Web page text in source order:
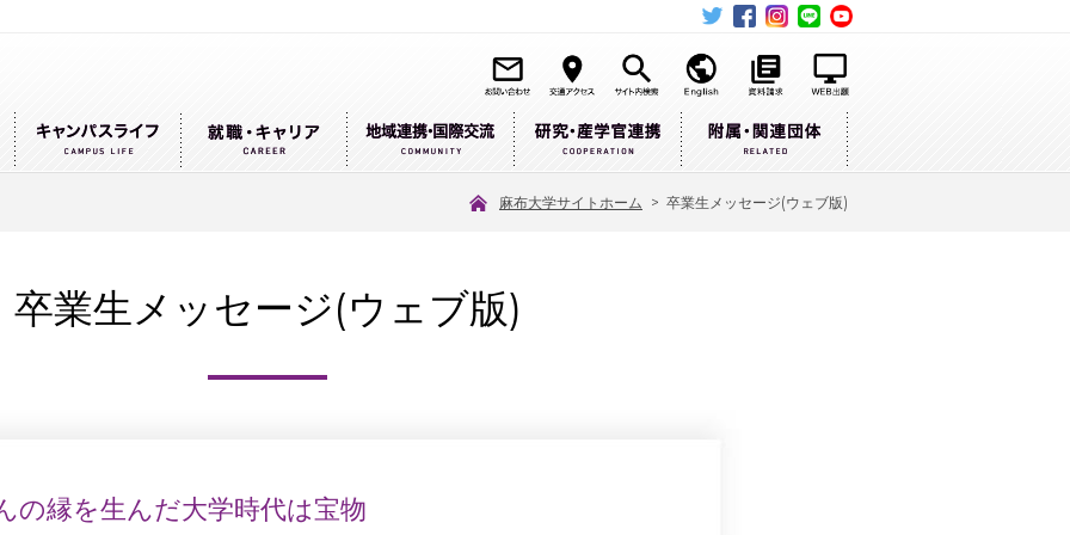
麻布大学サイトホーム > 卒業生メッセージ(ウェブ版)
卒業生メッセージ(ウェブ版)
の縁を生んだ大学時代は宝物